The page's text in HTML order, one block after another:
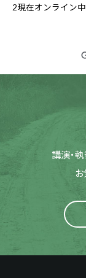
2現在オンライン
講演・